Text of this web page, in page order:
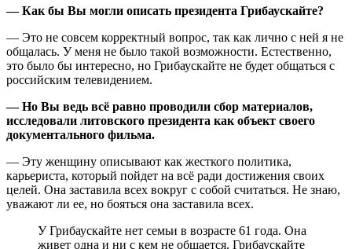
— Как бы Вы могли описать президента Грибаускайте?
— Это не совсем корректный вопрос, так как лично с ней я не
общалась. У меня не было такой возможности. Естественно,
это было бы интересно, но Грибаускайте не будет общаться с
российским телевидением.
— Но Вы ведь всё равно проводили сбор материалов,
исследовали литовского президента как объект своего
документального фильма.
— Эту женщину описывают как жесткого политика,
карьериста, который пойдет на всё ради достижения своих
целей. Она заставила всех вокруг с собой считаться. Не знаю,
уважают ли ее, но бояться она заставила всех.
У Грибаускайте нет семьи в возрасте 61 года. Она
живет одна и ни с кем не общается. Грибаускайте